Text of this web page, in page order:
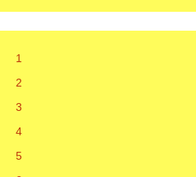
1
2
3
4
5